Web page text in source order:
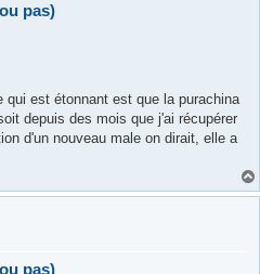
pas)
est étonnant est que la purachina
depuis des mois que j'ai récupérer
d'un nouveau male on dirait, elle a
pas)